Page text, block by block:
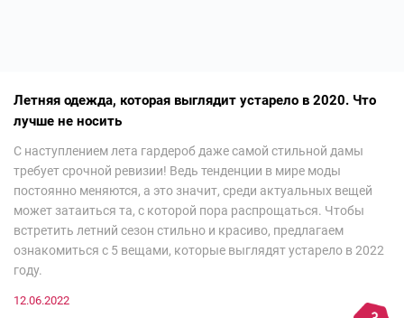
Летняя одежда, которая выглядит устарело в 2020. Что
лучше не носить
С наступлением лета гардероб даже самой стильной дамы
требует срочной ревизии! Ведь тенденции в мире моды
постоянно меняются, а это значит, среди актуальных вещей
может затаиться та, с которой пора распрощаться. Чтобы
встретить летний сезон стильно и красиво, предлагаем
ознакомиться с 5 вещами, которые выглядят устарело в 2022
году.
12.06.2022